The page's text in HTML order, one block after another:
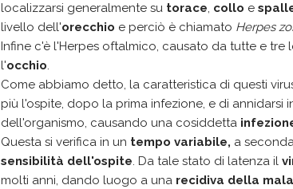
localizzarsi generalmente su torace, collo e
livello dell'orecchio e perciò è chiamato Herpes
Infine c'è l'Herpes oftalmico, causato da tutte e tre
l'occhio.
Come abbiamo detto, la caratteristica di questi
più l'ospite, dopo la prima infezione, e di annidarsi
dell'organismo, causando una cosiddetta
Questa si verifica in un tempo variabile, a
sensibilità dell'ospite. Da tale stato di latenza il
molti anni, dando luogo a una recidiva della